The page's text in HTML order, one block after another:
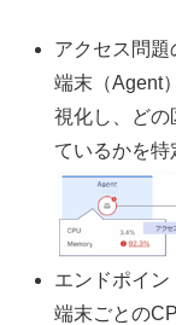
アクセス問
端末（Agent
視化し、どの
ているかを特
エンドポイ
端末ごとの